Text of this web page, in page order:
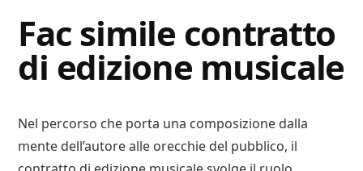
Porte
Soldi
Lavoro
Fac simile contratto
di edizione musicale​
Nel percorso che porta una composizione dalla
mente dell’autore alle orecchie del pubblico, il